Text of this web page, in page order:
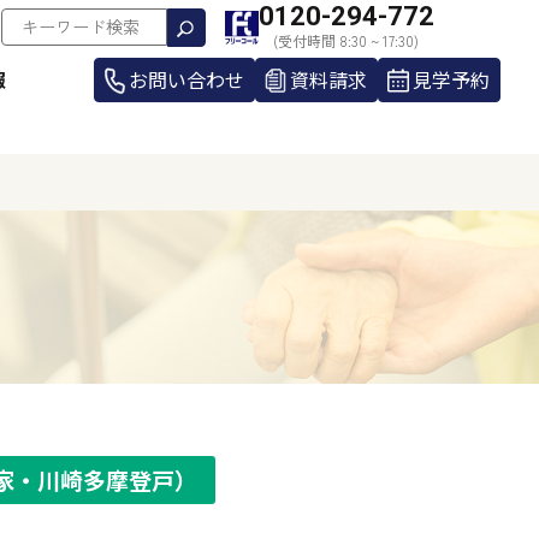
0120-294-772
(受付時間 8:30 ~ 17:30)
お問い合わせ 資料請求 見学予約
川崎多摩登戸）